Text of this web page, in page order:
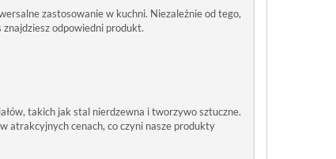
zastosowanie w kuchni. Niezależnie od tego,
odpowiedni produkt.
takich jak stal nierdzewna i tworzywo sztuczne.
atrakcyjnych cenach, co czyni nasze produkty